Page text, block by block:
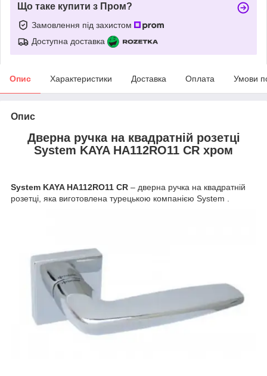
Що таке купити з Пром?
Замовлення під захистом
Доступна доставка
Опис Характеристики Доставка Оплата Умови
Опис
Дверна ручка на квадратній розетці
System KAYA HA112RO11 CR хром
System KAYA HA112RO11 CR – дверна ручка на квадратній
розетці, яка виготовлена турецькою компанією System .